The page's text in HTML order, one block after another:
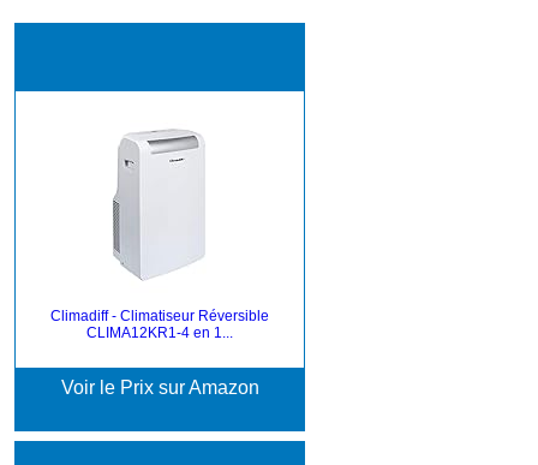
Climadiff - Climatiseur Réversible
CLIMA12KR1-4 en 1...
Voir le Prix sur Amazon